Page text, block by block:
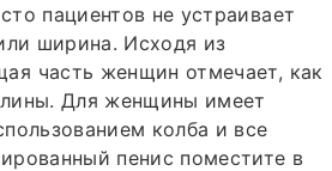
пациентов не устраивает
ширина. Исходя из
часть женщин отмечает, как
Для женщины имеет
колба и все
пенис поместите в